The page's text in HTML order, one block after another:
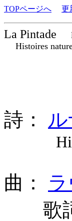
TOPページへ 更
La Pintade
Histoires
詩： ル
曲：
歌詞